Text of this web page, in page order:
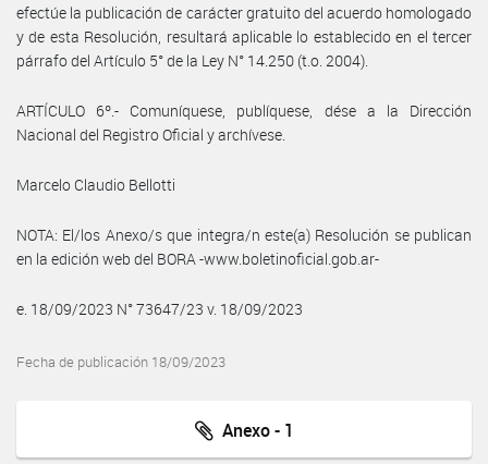
efectúe la publicación de carácter gratuito del acuerdo homologado
y de esta Resolución, resultará aplicable lo establecido en el tercer
párrafo del Artículo 5° de la Ley N° 14.250 (t.o. 2004).
ARTÍCULO 6º.- Comuníquese, publíquese, dése a la Dirección
Nacional del Registro Oficial y archívese.
Marcelo Claudio Bellotti
NOTA: El/los Anexo/s que integra/n este(a) Resolución se publican
en la edición web del BORA -www.boletinoficial.gob.ar-
e. 18/09/2023 N° 73647/23 v. 18/09/2023
Fecha de publicación 18/09/2023
Anexo - 1